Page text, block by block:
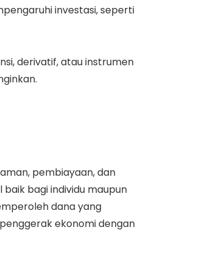
investasi, seperti
derivatif, atau instrumen
pembiayaan, dan
bagi individu maupun
dana yang
ekonomi dengan